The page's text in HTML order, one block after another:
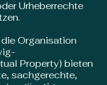
Urheberrechte
Organisation
Property) bieten
sachgerechte,